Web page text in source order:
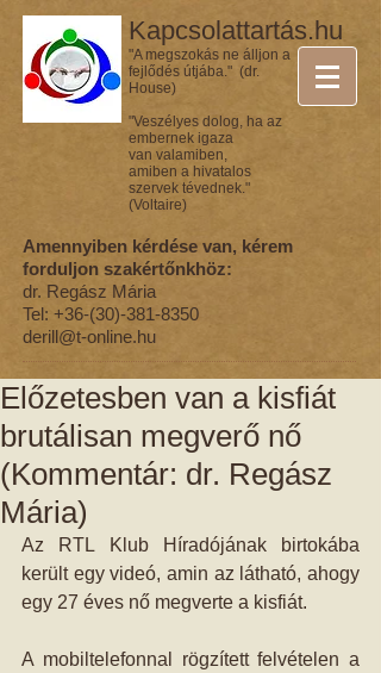
Kapcsolattartás.hu
"A megszokás ne álljon a
fejlődés útjába." (dr.
House)
"Veszélyes dolog, ha az
embernek igaza
van valamiben,
amiben a hivatalos
szervek tévednek."
(Voltaire)
Amennyiben kérdése van, kérem
forduljon szakértőnkhöz:
dr. Regász Mária
Tel: +36-(30)-381-8350
derill@t-online.hu
Előzetesben van a kisfiát
brutálisan megverő nő
(Kommentár: dr. Regász
Mária)
Az RTL Klub Híradójának birtokába
került egy videó, amin az látható, ahogy
egy 27 éves nő megverte a kisfiát.
A mobiltelefonnal rögzített felvételen a